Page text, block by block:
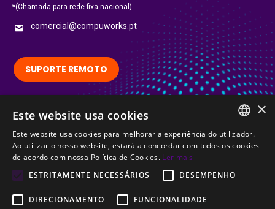
*(Chamada para rede fixa nacional)
comercial@compuworks.pt
SUPORTE REMOTO
Siga-nos no LinkedIn:
LinkedIn
Certified
PORTUGUESE
×
Este website usa cookies
Este website usa cookies para melhorar a experiência do utilizador.
Ao utilizar o nosso website, estará a concordar com todos os cookies
de acordo com nossa Política de Cookies. Ler mais
ESTRITAMENTE NECESSÁRIOS
DESEMPENHO
DIRECIONAMENTO FUNCIONALIDADE